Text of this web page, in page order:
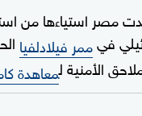
مصر استياءها من
فيممر فيلادلفيا
الأمنية لمعاهدة